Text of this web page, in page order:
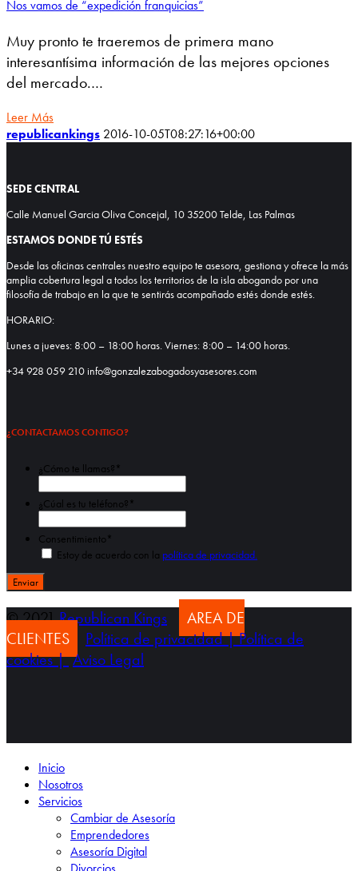
Nos vamos de “expedición franquicias”
Muy pronto te traeremos de primera mano
interesantísima información de las mejores opciones
del mercado.…
Leer Más
republicankings 2016-10-05T08:27:16+00:00
SEDE CENTRAL
Calle Manuel Garcia Oliva Concejal, 10 35200 Telde, Las Palmas
ESTAMOS DONDE TÚ ESTÉS
Desde las oficinas centrales nuestro equipo te asesora, gestiona y ofrece la más
amplia cobertura legal a todos los territorios de la isla abogando por una
filosofía de trabajo en la que te sentirás acompañado estés donde estés.
HORARIO:
Lunes a jueves: 8:00 – 18:00 horas. Viernes: 8:00 – 14:00 horas.
+34 928 059 210 info@gonzalezabogadosyasesores.com
¿CONTACTAMOS CONTIGO?
¿Cómo te llamas? *
¿Cúal es tu teléfono? *
Consentimiento *
Estoy de acuerdo con la política de privacidad.
© 2021Republican Kings
AREA DE
CLIENTES
Política de privacidad |Política de
cookies |Aviso Legal
Inicio
Nosotros
Servicios
Cambiar de Asesoría
Emprendedores
Asesoría Digital